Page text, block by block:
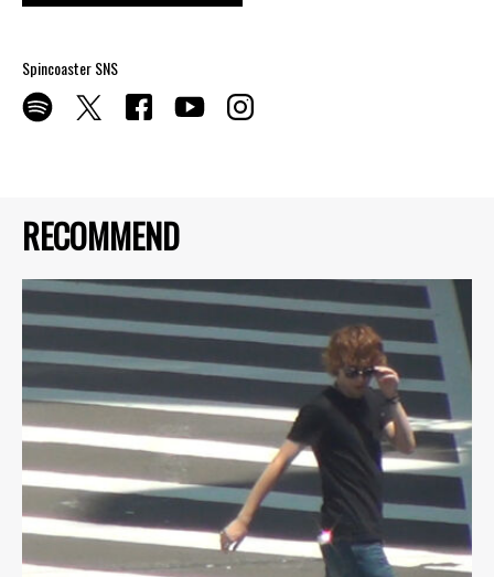
RECOMMEND
Spincoaster SNS